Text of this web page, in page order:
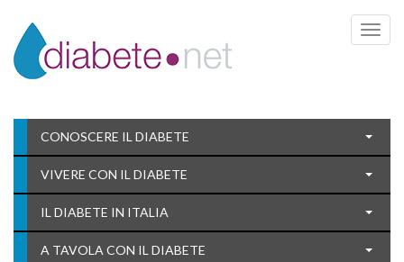
Toggle
CONOSCERE IL DIABETE
VIVERE CON IL DIABETE
IL DIABETE IN ITALIA
A TAVOLA CON IL DIABETE